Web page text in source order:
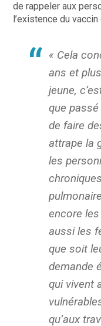
de rappeler aux
l’existence du
« Cela
ans et
jeune,
que
de faire
attrape la
les
encore
aussi les
que soit
demande
qui vivent
qu’aux